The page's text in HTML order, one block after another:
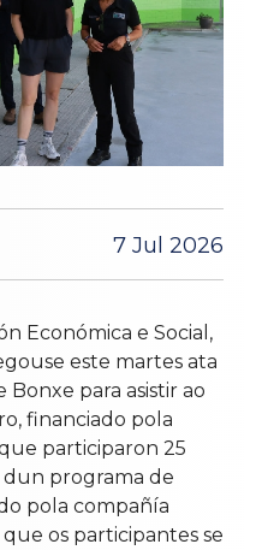
7 Jul 2026
Económica e Social,
este martes ata
para asistir ao
financiado pola
participaron 25
dun programa de
pola compañía
os participantes se